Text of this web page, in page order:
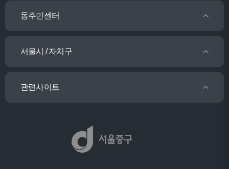
동주민센터
서울시 / 자치구
관련사이트